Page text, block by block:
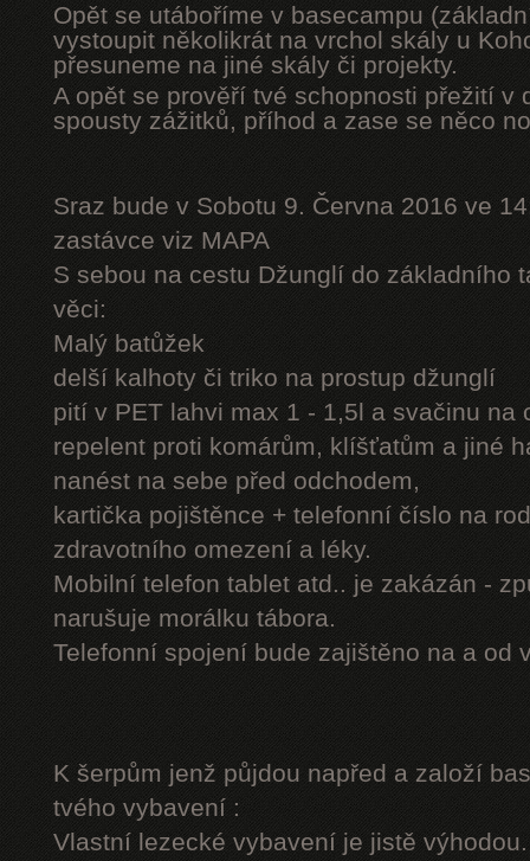
Opět se utáboříme v basecampu
vystoupit několikrát na vrchol skály u
přesuneme na jiné skály či projekty.
A opět se prověří tvé schopnosti přežití v
spousty zážitků, příhod a zase se něco
Sraz bude v Sobotu 9. Června 2016 ve
zastávce viz MAPA
S sebou na cestu Džunglí do základního
věci:
Malý batůžek
delší kalhoty či triko na prostup džunglí
pití v PET lahvi max 1 - 1,5l a svačinu na
repelent proti komárům, klíšťatům a jiné
nanést na sebe před odchodem,
kartička pojištěnce + telefonní číslo na
zdravotního omezení a léky.
Mobilní telefon tablet atd.. je zakázán -
narušuje morálku tábora.
Telefonní spojení bude zajištěno na a od
K šerpům jenž půjdou napřed a založí
tvého vybavení :
Vlastní lezecké vybavení je jistě výhodou.